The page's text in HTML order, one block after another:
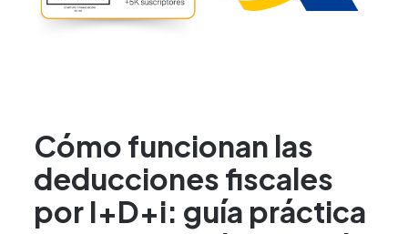
Cómo funcionan las
deducciones fiscales
por I+D+i: guía práctica